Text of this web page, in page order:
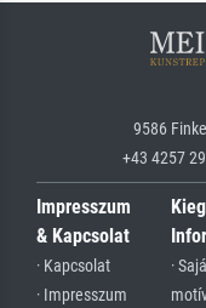
9586
+43 4257
Impresszum
& Kapcsolat
· Kapcsolat
· Impresszum
·